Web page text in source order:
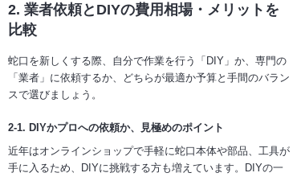
2. 業者依頼とDIYの費用相場・メリットを
比較
蛇口を新しくする際、自分で作業を行う「DIY」か、専門の
「業者」に依頼するか、どちらが最適か予算と手間のバラン
スで選びましょう。
2-1. DIYかプロへの依頼か、見極めのポイント
近年はオンラインショップで手軽に蛇口本体や部品、工具が
手に入るため、DIYに挑戦する方も増えています。DIYの一